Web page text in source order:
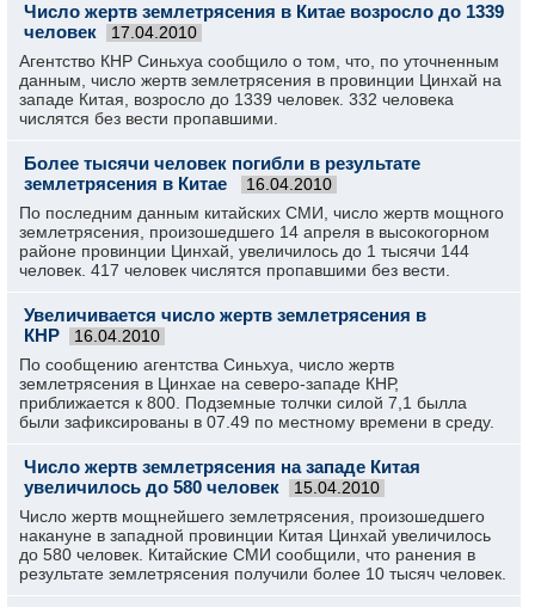
Число жертв землетрясения в Китае возросло до 1339
человек
17.04.2010
Агентство КНР Синьхуа сообщило о том, что, по уточненным
данным, число жертв землетрясения в провинции Цинхай на
западе Китая, возросло до 1339 человек. 332 человека
числятся без вести пропавшими.
Более тысячи человек погибли в результате
землетрясения в Китае
16.04.2010
По последним данным китайских СМИ, число жертв мощного
землетрясения, произошедшего 14 апреля в высокогорном
районе провинции Цинхай, увеличилось до 1 тысячи 144
человек. 417 человек числятся пропавшими без вести.
Увеличивается число жертв землетрясения в
КНР
16.04.2010
По сообщению агентства Синьхуа, число жертв
землетрясения в Цинхае на северо-западе КНР,
приближается к 800. Подземные толчки силой 7,1 былла
были зафиксированы в 07.49 по местному времени в среду.
Число жертв землетрясения на западе Китая
увеличилось до 580 человек
15.04.2010
Число жертв мощнейшего землетрясения, произошедшего
накануне в западной провинции Китая Цинхай увеличилось
до 580 человек. Китайские СМИ сообщили, что ранения в
результате землетрясения получили более 10 тысяч человек.